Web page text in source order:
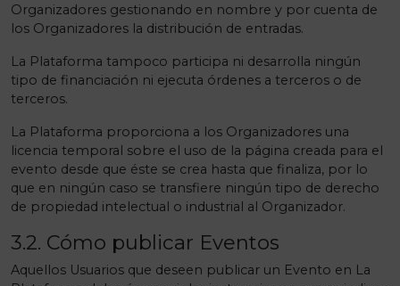
Organizadores gestionando en nombre y por cuenta de
los Organizadores la distribución de entradas.
La Plataforma tampoco participa ni desarrolla ningún
tipo de financiación ni ejecuta órdenes a terceros o de
terceros.
La Plataforma proporciona a los Organizadores una
licencia temporal sobre el uso de la página creada para el
evento desde que éste se crea hasta que finaliza, por lo
que en ningún caso se transfiere ningún tipo de derecho
de propiedad intelectual o industrial al Organizador.
3.2. Cómo publicar Eventos
Aquellos Usuarios que deseen publicar un Evento en La